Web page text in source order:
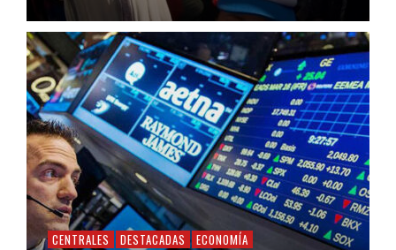
CENTRALES DESTACADAS ECONOMÍA